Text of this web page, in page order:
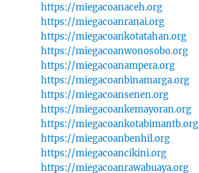
https://miegacoanaceh.org
https://miegacoanranai.org
https://miegacoankotatahan.org
https://miegacoanwonosobo.org
https://miegacoanampera.org
https://miegacoanbinamarga.org
https://miegacoansenen.org
https://miegacoankemayoran.org
https://miegacoankotabimantb.org
https://miegacoanbenhil.org
https://miegacoancikini.org
https://miegacoanrawabuaya.org